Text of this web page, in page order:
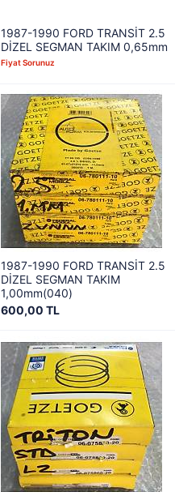
1987-1990 FORD TRANSİT 2.5
DİZEL SEGMAN TAKIM 0,65mm
Fiyat Sorunuz
1987-1990 FORD TRANSİT 2.5
DİZEL SEGMAN TAKIM
1,00mm(040)
600,00 TL